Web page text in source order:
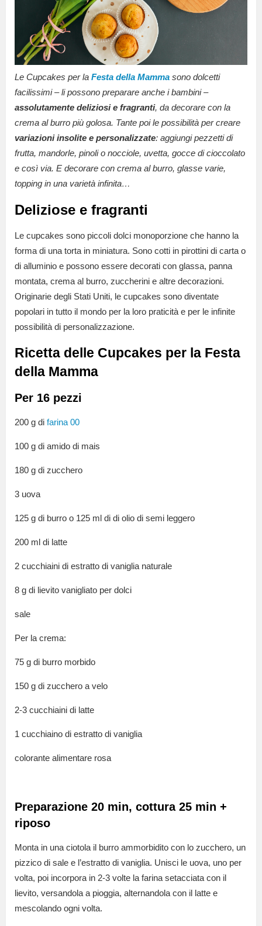
Le Cupcakes per la Festa della Mamma sono dolcetti
facilissimi – li possono preparare anche i bambini –
assolutamente deliziosi e fragranti, da decorare con la
crema al burro più golosa. Tante poi le possibilità per creare
variazioni insolite e personalizzate: aggiungi pezzetti di
frutta, mandorle, pinoli o nocciole, uvetta, gocce di cioccolato
e così via. E decorare con crema al burro, glasse varie,
topping in una varietà infinita…
Deliziose e fragranti
Le cupcakes sono piccoli dolci monoporzione che hanno la
forma di una torta in miniatura. Sono cotti in pirottini di carta o
di alluminio e possono essere decorati con glassa, panna
montata, crema al burro, zuccherini e altre decorazioni.
Originarie degli Stati Uniti, le cupcakes sono diventate
popolari in tutto il mondo per la loro praticità e per le infinite
possibilità di personalizzazione.
Ricetta delle Cupcakes per la Festa
della Mamma
Per 16 pezzi
200 g di farina 00
100 g di amido di mais
180 g di zucchero
3 uova
125 g di burro o 125 ml di di olio di semi leggero
200 ml di latte
2 cucchiaini di estratto di vaniglia naturale
8 g di lievito vanigliato per dolci
sale
Per la crema:
75 g di burro morbido
150 g di zucchero a velo
2-3 cucchiaini di latte
1 cucchiaino di estratto di vaniglia
colorante alimentare rosa
Preparazione 20 min, cottura 25 min +
riposo
Monta in una ciotola il burro ammorbidito con lo zucchero, un
pizzico di sale e l’estratto di vaniglia. Unisci le uova, uno per
volta, poi incorpora in 2-3 volte la farina setacciata con il
lievito, versandola a pioggia, alternandola con il latte e
mescolando ogni volta.